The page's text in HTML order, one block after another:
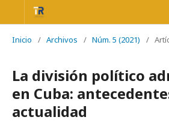
Inicio / Archivos / Núm. 5 (2021) /
La división político
en Cuba:
actualidad